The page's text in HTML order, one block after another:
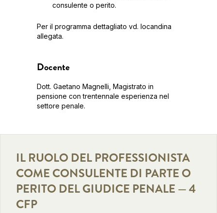
consulente o perito.
Per il programma dettagliato vd. locandina
allegata.
Docente
Dott. Gaetano Magnelli, Magistrato in
pensione con trentennale esperienza nel
settore penale.
IL RUOLO DEL PROFESSIONISTA
COME CONSULENTE DI PARTE O
PERITO DEL GIUDICE PENALE — 4
CFP